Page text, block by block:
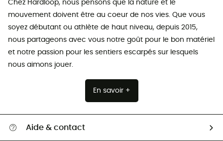
Chez Hardloop, nous pensons que la nature et le
mouvement doivent être au coeur de nos vies. Que vous
soyez débutant ou athlète de haut niveau, depuis 2015,
nous partageons avec vous notre goût pour le bon matériel
et notre passion pour les sentiers escarpés sur lesquels
nous aimons jouer.
En savoir +
Aide & contact